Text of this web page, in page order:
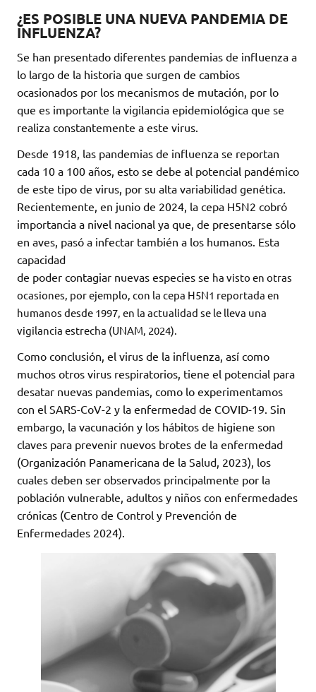
¿ES POSIBLE UNA NUEVA PANDEMIA DE
INFLUENZA?
Se han presentado diferentes pandemias de influenza a
lo largo de la historia que surgen de cambios
ocasionados por los mecanismos de mutación, por lo
que es importante la vigilancia epidemiológica que se
realiza constantemente a este virus.
Desde 1918, las pandemias de influenza se reportan
cada 10 a 100 años, esto se debe al potencial pandémico
de este tipo de virus, por su alta variabilidad genética.
Recientemente, en junio de 2024, la cepa H5N2 cobró
importancia a nivel nacional ya que, de presentarse sólo
en aves, pasó a infectar también a los humanos. Esta
capacidad
de poder contagiar nuevas especies se ha visto en otras
ocasiones, por ejemplo, con la cepa H5N1 reportada en
humanos desde 1997, en la actualidad se le lleva una
vigilancia estrecha (UNAM, 2024).
Como conclusión, el virus de la influenza, así como
muchos otros virus respiratorios, tiene el potencial para
desatar nuevas pandemias, como lo experimentamos
con el SARS-CoV-2 y la enfermedad de COVID-19. Sin
embargo, la vacunación y los hábitos de higiene son
claves para prevenir nuevos brotes de la enfermedad
(Organización Panamericana de la Salud, 2023), los
cuales deben ser observados principalmente por la
población vulnerable, adultos y niños con enfermedades
crónicas (Centro de Control y Prevención de
Enfermedades 2024).